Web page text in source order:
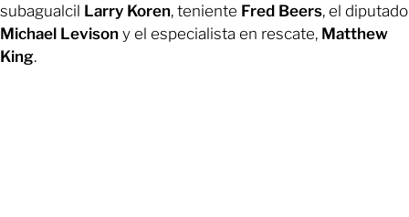
subagualcil Larry Koren, teniente Fred Beers, el diputado
Michael Levison y el especialista en rescate, Matthew
King.